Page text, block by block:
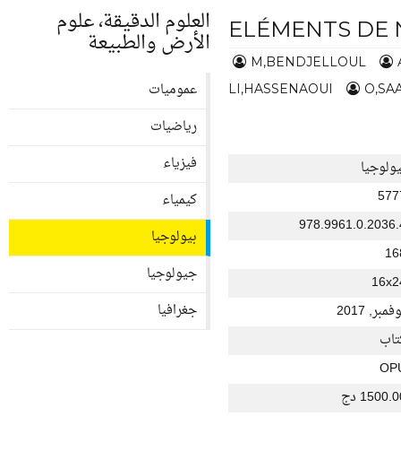
ELÉMENTS DE
M,BENDJELLOUL
LI,HASSENAOUI
2017
دج
العلوم الدقيقة، علوم
الأرض والطبيعة
عموميات
رياضيات
فيزياء
كيمياء
بيولوجيا
جيولوجيا
جغرافيا